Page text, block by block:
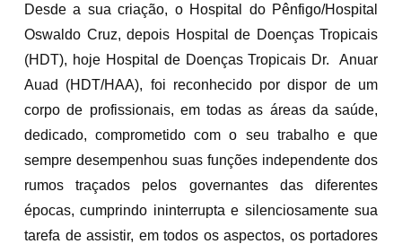
Desde a sua criação, o Hospital do Pênfigo/Hospital
Oswaldo Cruz, depois Hospital de Doenças Tropicais
(HDT), hoje Hospital de Doenças Tropicais Dr. Anuar
Auad (HDT/HAA), foi reconhecido por dispor de um
corpo de profissionais, em todas as áreas da saúde,
dedicado, comprometido com o seu trabalho e que
sempre desempenhou suas funções independente dos
rumos traçados pelos governantes das diferentes
épocas, cumprindo ininterrupta e silenciosamente sua
tarefa de assistir, em todos os aspectos, os portadores